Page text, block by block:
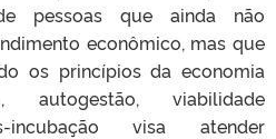
pessoas que ainda não
econômico, mas que
os princípios da economia
autogestão, viabilidade
visa atender